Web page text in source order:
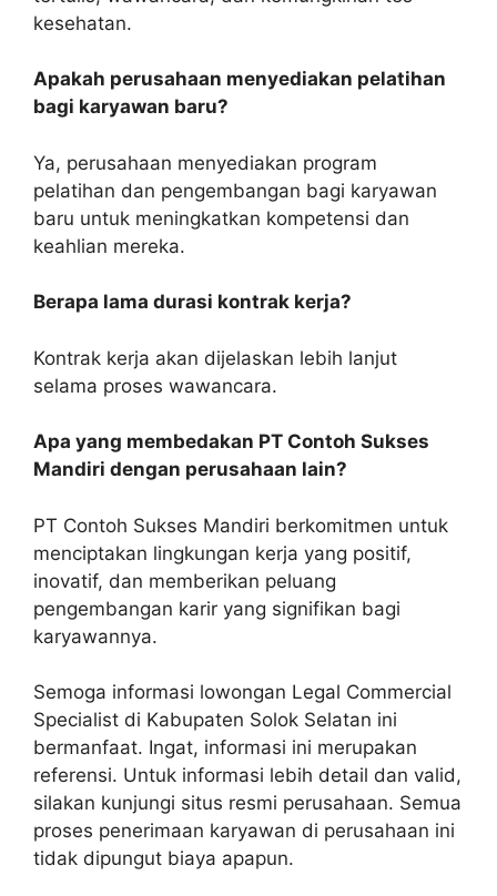
kesehatan.
Apakah perusahaan menyediakan pelatihan
bagi karyawan baru?
Ya, perusahaan menyediakan program
pelatihan dan pengembangan bagi karyawan
baru untuk meningkatkan kompetensi dan
keahlian mereka.
Berapa lama durasi kontrak kerja?
Kontrak kerja akan dijelaskan lebih lanjut
selama proses wawancara.
Apa yang membedakan PT Contoh Sukses
Mandiri dengan perusahaan lain?
PT Contoh Sukses Mandiri berkomitmen untuk
menciptakan lingkungan kerja yang positif,
inovatif, dan memberikan peluang
pengembangan karir yang signifikan bagi
karyawannya.
Semoga informasi lowongan Legal Commercial
Specialist di Kabupaten Solok Selatan ini
bermanfaat. Ingat, informasi ini merupakan
referensi. Untuk informasi lebih detail dan valid,
silakan kunjungi situs resmi perusahaan. Semua
proses penerimaan karyawan di perusahaan ini
tidak dipungut biaya apapun.